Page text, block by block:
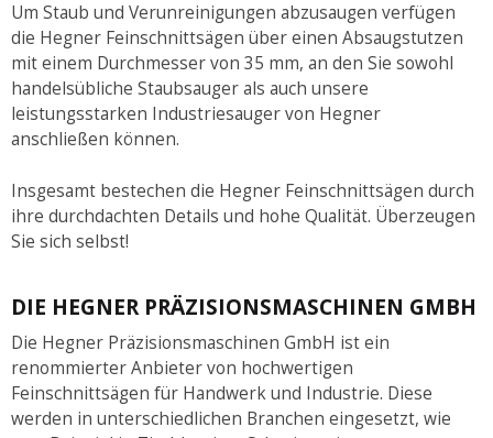
Um Staub und Verunreinigungen abzusaugen verfügen
die Hegner Feinschnittsägen über einen Absaugstutzen
mit einem Durchmesser von 35 mm, an den Sie sowohl
handelsübliche Staubsauger als auch unsere
leistungsstarken Industriesauger von Hegner
anschließen können.
Insgesamt bestechen die Hegner Feinschnittsägen durch
ihre durchdachten Details und hohe Qualität. Überzeugen
Sie sich selbst!
DIE HEGNER PRÄZISIONSMASCHINEN GMBH
Die Hegner Präzisionsmaschinen GmbH ist ein
renommierter Anbieter von hochwertigen
Feinschnittsägen für Handwerk und Industrie. Diese
werden in unterschiedlichen Branchen eingesetzt, wie